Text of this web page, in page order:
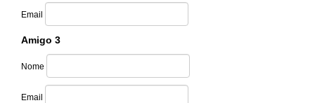
Email
Amigo 3
Nome
Email